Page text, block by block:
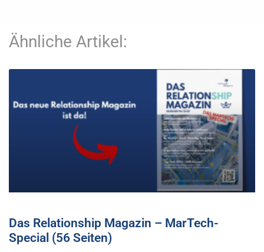
Ähnliche Artikel:
Das Relationship Magazin – MarTech-
Special (56 Seiten)